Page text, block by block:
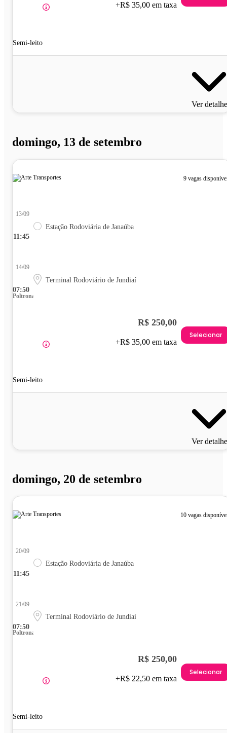
Semi-leito
+R$ 35,00 em taxa
Ver
domingo, 13 de setembro
9 vagas
11:45
13/09
Estação Rodoviária de Janaúba
07:50
14/09
Terminal Rodoviário de Jundiaí
Poltrona
Semi-leito
R$ 250,00
+R$ 35,00 em taxa
Selecionar
Ver
domingo, 20 de setembro
10 vagas
11:45
20/09
Estação Rodoviária de Janaúba
07:50
21/09
Terminal Rodoviário de Jundiaí
Poltrona
Semi-leito
R$ 250,00
+R$ 22,50 em taxa
Selecionar